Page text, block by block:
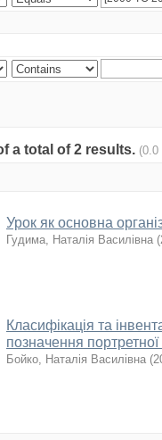
a total of 2 results. (0.0
Урок як основна
Гудима, Наталія Василівна (
Класифікація та
позначення
Бойко, Наталія Василівна (